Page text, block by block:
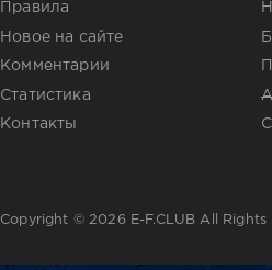
Правила
Новое на сайте
Комментарии
Статистика
Контакты
Copyright © 2026 E-F.CLUB All Rights